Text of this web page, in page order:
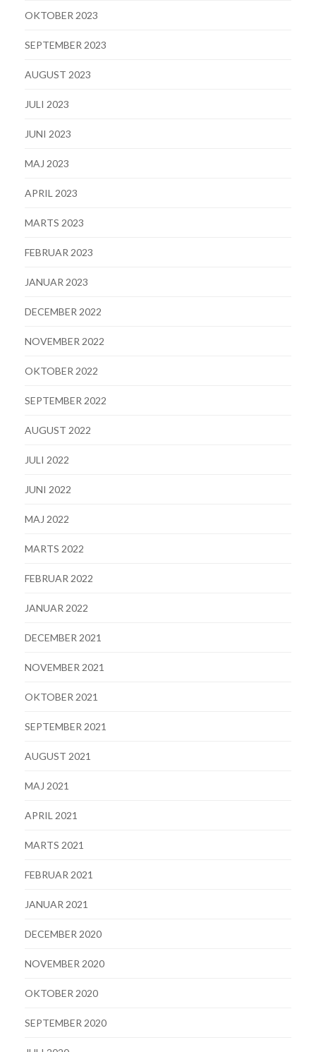
OKTOBER 2023
SEPTEMBER 2023
AUGUST 2023
JULI 2023
JUNI 2023
MAJ 2023
APRIL 2023
MARTS 2023
FEBRUAR 2023
JANUAR 2023
DECEMBER 2022
NOVEMBER 2022
OKTOBER 2022
SEPTEMBER 2022
AUGUST 2022
JULI 2022
JUNI 2022
MAJ 2022
MARTS 2022
FEBRUAR 2022
JANUAR 2022
DECEMBER 2021
NOVEMBER 2021
OKTOBER 2021
SEPTEMBER 2021
AUGUST 2021
MAJ 2021
APRIL 2021
MARTS 2021
FEBRUAR 2021
JANUAR 2021
DECEMBER 2020
NOVEMBER 2020
OKTOBER 2020
SEPTEMBER 2020